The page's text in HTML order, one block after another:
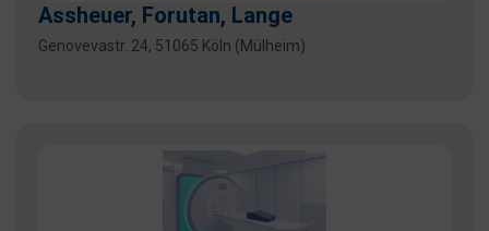
Assheuer, Forutan, Lange
Genovevastr. 24, 51065 Köln (Mülheim)